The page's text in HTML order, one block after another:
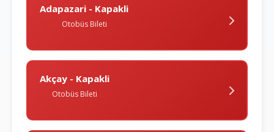
Adapazari - Kapakli
Otobüs Bileti
Akçay - Kapakli
Otobüs Bileti